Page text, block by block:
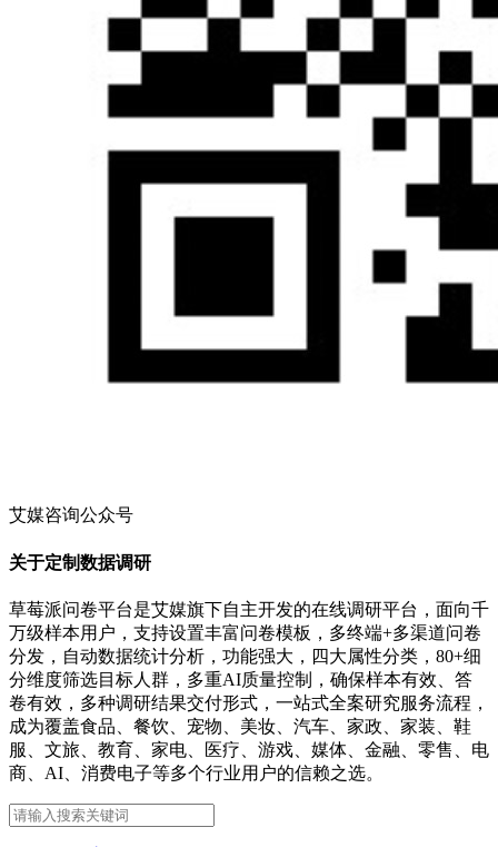
艾媒咨询公众号
关于定制数据调研
草莓派问卷平台是艾媒旗下自主开发的在线调研平台，面向千
万级样本用户，支持设置丰富问卷模板，多终端+多渠道问卷
分发，自动数据统计分析，功能强大，四大属性分类，80+细
分维度筛选目标人群，多重AI质量控制，确保样本有效、答
卷有效，多种调研结果交付形式，一站式全案研究服务流程，
成为覆盖食品、餐饮、宠物、美妆、汽车、家政、家装、鞋
服、文旅、教育、家电、医疗、游戏、媒体、金融、零售、电
商、AI、消费电子等多个行业用户的信赖之选。